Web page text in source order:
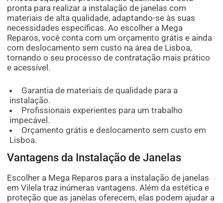
pronta para realizar a instalação de janelas com
materiais de alta qualidade, adaptando-se às suas
necessidades específicas. Ao escolher a Mega
Reparos, você conta com um orçamento grátis e ainda
com deslocamento sem custo na área de Lisboa,
tornando o seu processo de contratação mais prático
e acessível.
Garantia de materiais de qualidade para a
instalação.
Profissionais experientes para um trabalho
impecável.
Orçamento grátis e deslocamento sem custo em
Lisboa.
Vantagens da Instalação de Janelas
Escolher a Mega Reparos para a instalação de janelas
em Vilela traz inúmeras vantagens. Além da estética e
proteção que as janelas oferecem, elas podem ajudar a